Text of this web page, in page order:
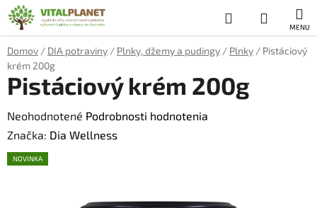
Prejsť
na
obsah
Hľadať
KOŠÍK
Domov / DIA potraviny / Plnky, džemy a pudingy / Plnky / Pistáciový
krém 200g
Pistáciový krém 200g
Priemerné
hodnotenie
produktu
Neohodnotené Podrobnosti hodnotenia
Značka: Dia Wellness
NOVINKA